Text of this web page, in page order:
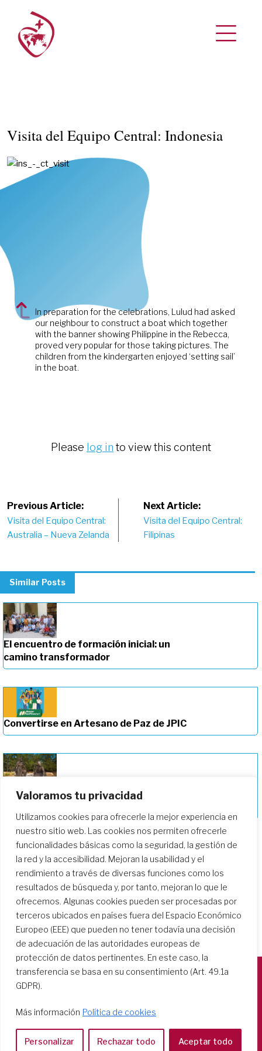
Valoramos tu privacidad
Utilizamos cookies para ofrecerle la mejor experiencia en
nuestro sitio web. Las cookies nos permiten ofrecerle
funcionalidades básicas como la seguridad, la gestión de
la red y la accesibilidad. Mejoran la usabilidad y el
rendimiento a través de diversas funciones como los
resultados de búsqueda y, por tanto, mejoran lo que le
ofrecemos. Algunas cookies pueden ser procesadas por
terceros ubicados en países fuera del Espacio Económico
Europeo (EEE) que pueden no tener todavía una decisión
de adecuación de las autoridades europeas de
protección de datos pertinentes. En este caso, la
transferencia se basa en su consentimiento (Art. 49.1a
GDPR).
Más información Política de cookies
Personalizar Rechazar todo Aceptar todo
Visita del Equipo Central: Indonesia
In preparation for the celebrations, Lulud had asked
our neighbour to construct a boat which together
with the banner showing Philippine in the Rebecca,
proved very popular for those taking pictures. The
children from the kindergarten enjoyed ‘setting sail’
in the boat.
Please log in to view this content
Post
navigation
Previous Article:
Visita del Equipo Central:
Australia – Nueva Zelanda
Next Article:
Visita del Equipo Central:
Filipinas
Similar Posts
El encuentro de formación inicial: un
camino transformador
Convertirse en Artesano de Paz de JPIC
Profundizando en nuestro camino de
Casa Generalizia
Tel: 06 58 23 03 32 or 06 58 20 31 17